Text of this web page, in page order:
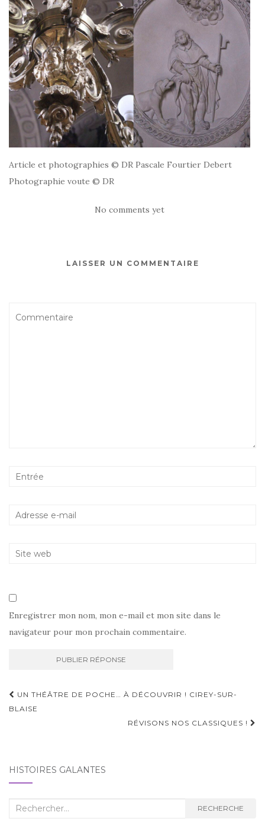
Article et photographies © DR Pascale Fourtier Debert
Photographie voute © DR
No comments yet
LAISSER UN COMMENTAIRE
Enregistrer mon nom, mon e-mail et mon site dans le
navigateur pour mon prochain commentaire.
Navigation
d'article
UN THÉÂTRE DE POCHE… À DÉCOUVRIR ! CIREY-SUR-
BLAISE
RÉVISONS NOS CLASSIQUES !
HISTOIRES GALANTES
Recherche
RECHERCHE